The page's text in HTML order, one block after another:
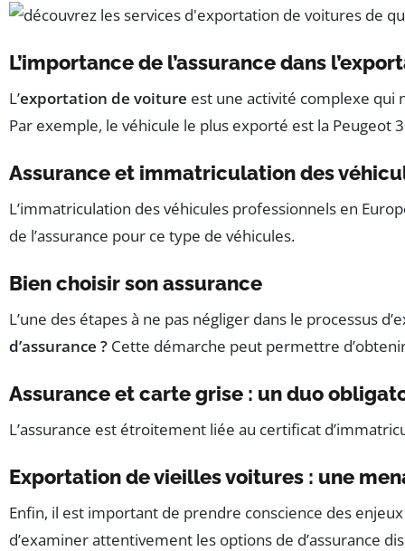
L’importance de l’assurance dans
L’exportation de voiture est une activité complexe qui
Par exemple, le véhicule le plus exporté est la Peugeot
Assurance et immatriculation des
L’immatriculation des véhicules professionnels en
de l’assurance pour ce type de véhicules.
Bien choisir son assurance
L’une des étapes à ne pas négliger dans le processus
d’assurance ? Cette démarche peut permettre
Assurance et carte grise : un duo
L’assurance est étroitement liée au certificat
Exportation de vieilles voitures : une
Enfin, il est important de prendre conscience des
d’examiner attentivement les options de d’assurance